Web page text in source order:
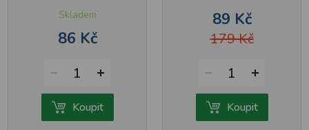
Skladem
86 Kč
1
Koupit
89 Kč
179 Kč
1
Koupit